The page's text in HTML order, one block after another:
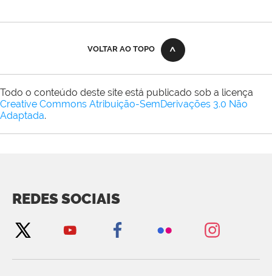
VOLTAR AO TOPO
Todo o conteúdo deste site está publicado sob a licença
Creative Commons Atribuição-SemDerivações 3.0 Não
Adaptada.
REDES SOCIAIS